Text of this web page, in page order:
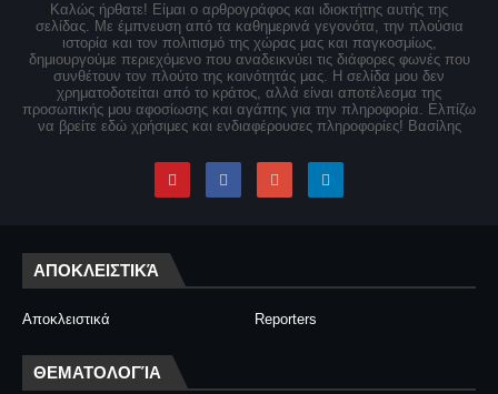
Καλώς ήρθατε! Είμαι ο αρθρογράφος και ιδιοκτήτης αυτής της
σελίδας. Με έμπνευση από τα καθημερινά γεγονότα, την πλούσια
ιστορία και τον πολιτισμό της χώρας μας και παγκοσμίως,
δημιουργούμε περιεχόμενο που αναδεικνύει τις διάφορες φωνές που
συνθέτουν τον πλούτο της κοινότητάς μας. Η σελίδα μου δεν
χρηματοδοτείται από το κράτος, αλλά είναι αποτέλεσμα της
προσωπικής μου αφοσίωσης και αγάπης για την πληροφορία. Ελπίζω
να βρείτε εδώ χρήσιμες και ενδιαφέρουσες πληροφορίες! Βασίλης
ΑΠΟΚΛΕΙΣΤΙΚΆ
Αποκλειστικά Reporters
ΘΕΜΑΤΟΛΟΓΊΑ